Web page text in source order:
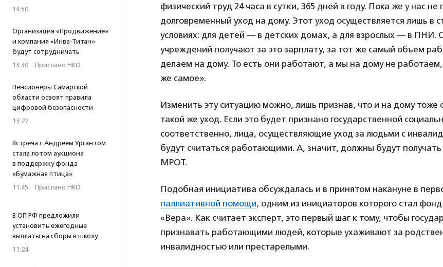
14:50
Организация «Продвижение»
и компания «Инва-Титан»
будут сотрудничать
13:30 · Прислано НКО
Пенсионеры Самарской
области освоят правила
цифровой безопасности
13:27
Встреча с Андреем Ургантом
стала лотом аукциона
в поддержку фонда
«Бумажная птица»
11:45 · Прислано НКО
В ОП РФ предложили
установить ежегодные
выплаты на сборы в школу
11:24
физический труд 24 часа в сутки, 365 дней в году. Пока же у нас
долговременный уход на дому. Этот уход осуществляется лишь в
условиях: для детей — в детских домах, а для взрослых — в ПНИ.
учреждений получают за это зарплату, за тот же самый объем
делаем на дому. То есть они работают, а мы на дому не
же самое».
Изменить эту ситуацию можно, лишь признав, что и на дому тоже
такой же уход. Если это будет признано государственной
соответственно, лица, осуществляющие уход за людьми с
будут считаться работающими. А, значит, должны будут
МРОТ.
Подобная инициатива обсуждалась и в принятом накануне в
паллиативной помощи, одним из инициаторов которого стал
«Вера». Как считает эксперт, это первый шаг к тому, чтобы
признавать работающими людей, которые ухаживают за
инвалидностью или престарелыми.